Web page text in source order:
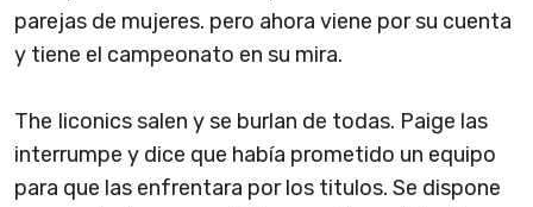
parejas de mujeres. pero ahora viene por su cuenta
y tiene el campeonato en su mira.
The Iiconics salen y se burlan de todas. Paige las
interrumpe y dice que había prometido un equipo
para que las enfrentara por los titulos. Se dispone